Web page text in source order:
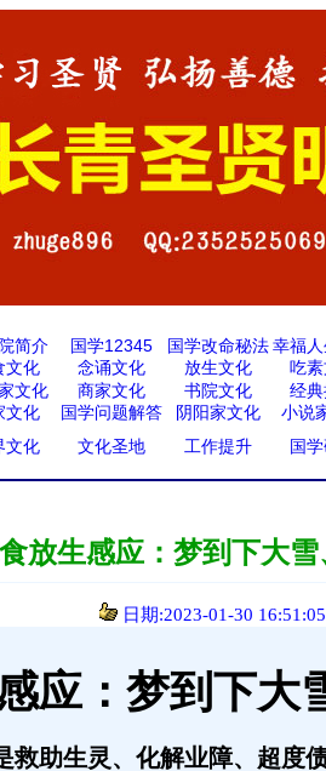
简介 国学12345 国学改命秘法 幸福
文化 念诵文化 放生文化 吃
文化 商家文化 书院文化 经
文化 国学问题解答 阴阳家文化 小说
文化 文化圣地 工作提升 国
放生感应：梦到下大
日期:2023-01-30 16:51:05
应：梦到下大
救助生灵、化解业障、超度